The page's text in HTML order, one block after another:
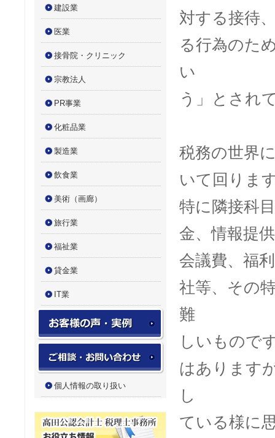
建設業
医業
接骨院・クリニック
宗教法人
PR事業
化粧品業
製造業
飲食業
美術（画廊）
旅行業
福祉業
貸金業
IT業
お客様の声・実例実績
お問い合わせフォーム
個人情報の取り扱い
対する接待
る行為のた
い
う」とされ
税務の世界
いて回りま
特に隣接科
金、情報提
会議費、福
社等、その
難
しいもので
はあります
し
ている様に